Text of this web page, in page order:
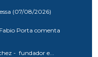
(07/08/2026)
Porta comenta
- fundador e...